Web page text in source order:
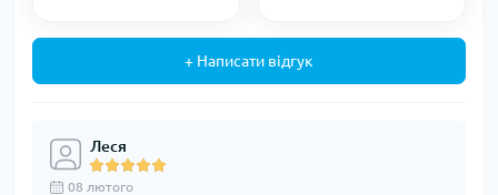
+ Написати відгук
Леся
08 лютого